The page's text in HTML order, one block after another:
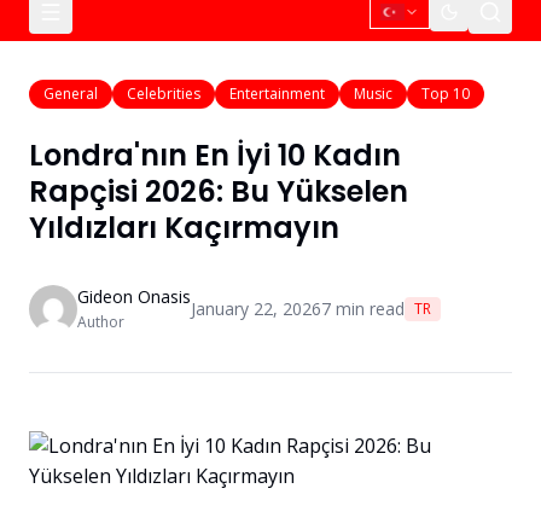
General Celebrities Entertainment Music Top 10
Londra'nın En İyi 10 Kadın
Rapçisi 2026: Bu Yükselen
Yıldızları Kaçırmayın
Gideon Onasis
Author
January 22, 20267 min read TR